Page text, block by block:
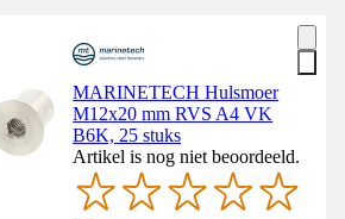
MARINETECH Hulsmoer
M12x20 mm RVS A4 VK
B6K, 25 stuks
Artikel is nog niet beoordeeld.